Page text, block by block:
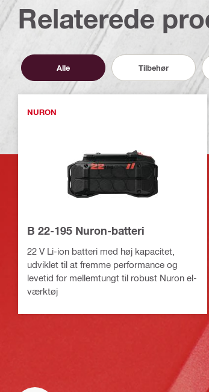
Relaterede
Alle Tilbehør
NURON
B 22-195 Nuron-batteri
22 V Li-ion batteri med høj kapacitet,
udviklet til at fremme performance og
levetid for mellemtungt til robust Nuron el-
værktøj